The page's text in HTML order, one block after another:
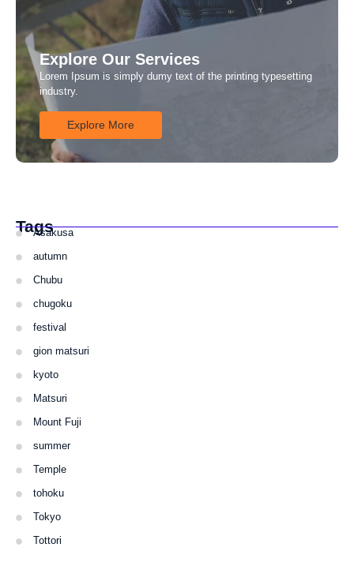
Explore Our Services
Lorem Ipsum is simply dumy text of the printing typesetting
industry.
Explore More
TagsAsakusa
autumn
Chubu
chugoku
festival
gion matsuri
kyoto
Matsuri
Mount Fuji
summer
Temple
tohoku
Tokyo
Tottori